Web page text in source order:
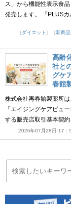
ス」から機能性表示食
発売します。 『PLUS
ダイエット
新商品
高齢
社と
グケ
春館
株式会社再春館製薬所
「エイジングケアピュ
する販売店取引基本契
2026年07月28日 17：